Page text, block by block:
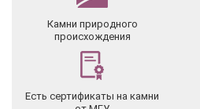
Камни природного
происхождения
Есть сертификаты на камни